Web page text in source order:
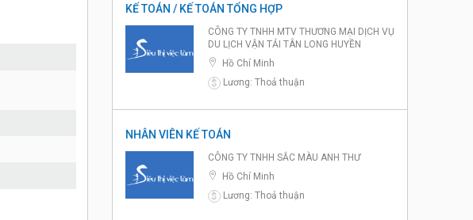
KẾ TOÁN / KẾ TOÁN TỔNG HỢP
CÔNG TY TNHH MTV THƯƠNG MẠI DỊCH VỤ
DU LỊCH VẬN TẢI TÂN LONG HUYỀN
Hồ Chí Minh
$
Lương: Thoả thuận
NHÂN VIÊN KẾ TOÁN
CÔNG TY TNHH SẮC MÀU ANH THƯ
Hồ Chí Minh
$
Lương: Thoả thuận